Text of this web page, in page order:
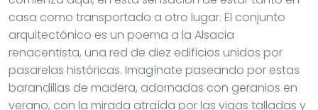
casa como transportado a otro lugar. El conjunto
arquitectónico es un poema a la Alsacia
renacentista, una red de diez edificios unidos por
pasarelas históricas. Imagínate paseando por estas
barandillas de madera, adornadas con geranios en
verano, con la mirada atraída por las vigas talladas y